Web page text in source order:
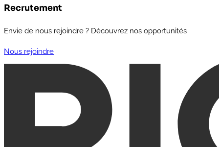
Recrutement
Envie de nous rejoindre ? Découvrez nos opportunités
Nous rejoindre